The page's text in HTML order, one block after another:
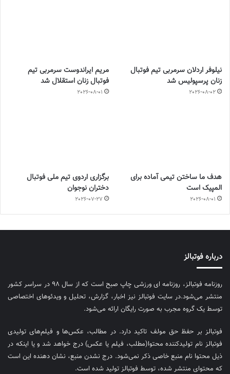
نیلوفر اردلان سرمربی تیم فوتبال
زنان پرسپولیس شد
2026-08-02
مریم ایراندوست سرمربی تیم
فوتبال زنان استقلال شد
2026-08-01
هدف ما ساختن تیمی آماده برای
المپیک است
2026-08-01
برگزاری اردوی تیم ملی فوتبال
دختران نوجوان
2026-07-27
درباره فوتبالز
روزنامه فوتبالز، روزنامه ای ورزشی چاپ صبح است که از سال ۹۸ در سراسر کشور
منتشر می‌شود.در سایت فوتبالز نیز اخبار، گزارش، تحلیل و ویدئوهای اختصاصی
توسط یک گروه مجرب به صورت رایگان ارائه می‌شود.
فوتبالز بر حفظ حق مولف تاکید دارد. در مطالب، عکس‌ها و فیلم‌های تولیدی
فوتبالز نام تولیدکننده محتوا(مطلب، فیلم یا عکس) درج خواهد شد و یا اینکه در
ذیل محتوا نام منبع خاصی ذکر نمی‌‎شود. درج نشدن منبع، نشان دهنده این است
که محتوای منتشر شده، توسط فوتبالز تولید شده است.